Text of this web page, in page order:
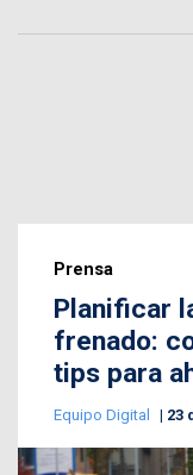
Prensa
Planificar
frenado:
tips para
Equipo Digital 23